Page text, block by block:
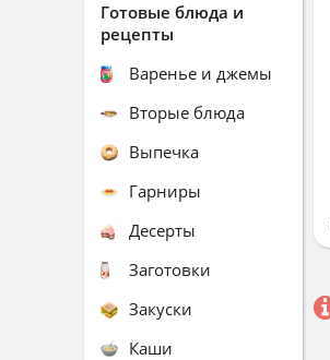
Готовые блюда и
рецепты
Варенье и джемы
Вторые блюда
Выпечка
Гарниры
Десерты
Заготовки
Закуски
Каши